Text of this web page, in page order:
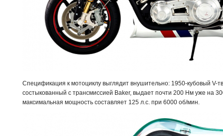
Спецификация к мотоциклу выглядит внушительно: 1950-кубовый V-
состыкованный с трансмиссией Baker, выдает почти 200 Нм уже на
максимальная мощность составляет 125 л.с. при 6000 об/мин.